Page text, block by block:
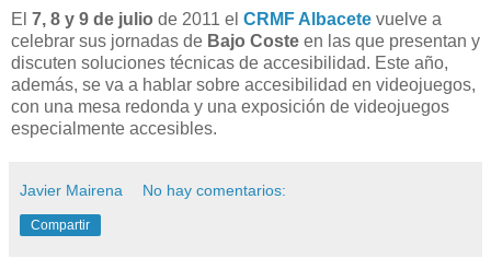
El 7, 8 y 9 de julio de 2011 el CRMF Albacete vuelve a
celebrar sus jornadas de Bajo Coste en las que presentan y
discuten soluciones técnicas de accesibilidad. Este año,
además, se va a hablar sobre accesibilidad en videojuegos,
con una mesa redonda y una exposición de videojuegos
especialmente accesibles.
Javier Mairena No hay comentarios:
Compartir